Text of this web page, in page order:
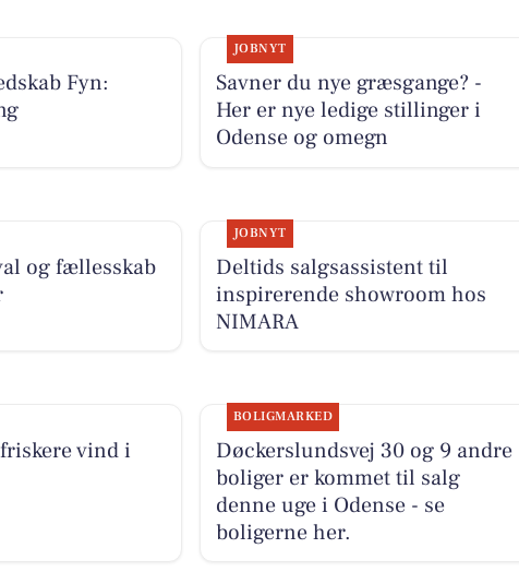
Fyn:
JOBNYT
Savner du nye græsgange? -
Her er nye ledige stillinger i
Odense og omegn
og fællesskab
JOBNYT
Deltids salgsassistent til
inspirerende showroom hos
NIMARA
vind i
BOLIGMARKED
Døckerslundsvej 30 og 9 andre
boliger er kommet til salg
denne uge i Odense - se
boligerne her.